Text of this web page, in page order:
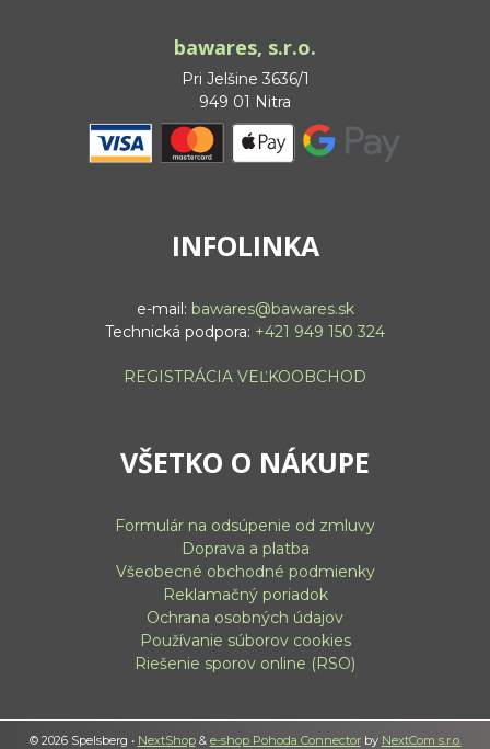
bawares, s.r.o.
Pri Jelšine 3636/1
949 01 Nitra
INFOLINKA
e-mail: bawares@bawares.sk
Technická podpora: +421 949 150 324
REGISTRÁCIA VEĽKOOBCHOD
VŠETKO O NÁKUPE
Formulár na odsúpenie od zmluvy
Doprava a platba
Všeobecné obchodné podmienky
Reklamačný poriadok
Ochrana osobných údajov
Používanie súborov cookies
Riešenie sporov online (RSO)
© 2026 Spelsberg • NextShop& e-shop Pohoda Connectorby NextCom s.r.o.